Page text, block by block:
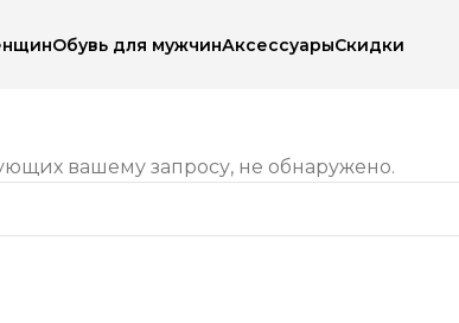
Обувь для мужчинАксессуарыСкидки
вашему запросу, не обнаружено.